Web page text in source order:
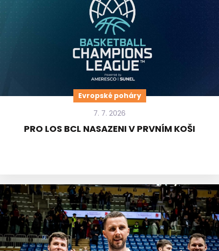
Evropské poháry
7. 7. 2026
PRO LOS BCL NASAZENI V PRVNÍM KOŠI